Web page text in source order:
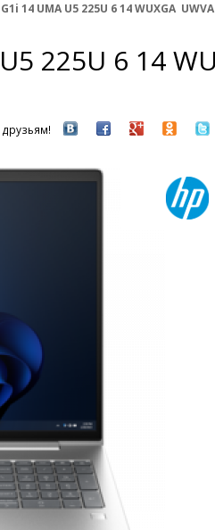
14 UMA U5 225U 6 14 WUXGA
225U 6 14